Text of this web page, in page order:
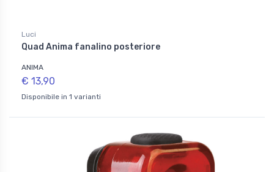
Luci
Quad Anima fanalino posteriore
ANIMA
€ 13,90
Disponibile in 1 varianti